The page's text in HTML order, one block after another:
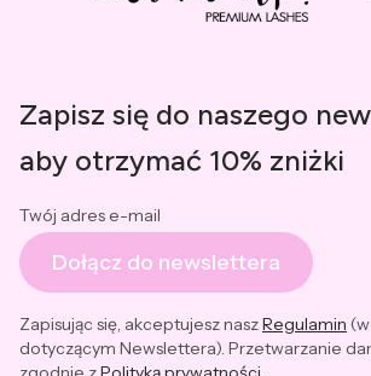
Zapisz się do naszego
aby otrzymać 10% zniżki
Twój adres e-mail
Dołącz do newslettera
Zapisując się, akceptujesz naszRegulamin
dotyczącym Newslettera). Przetwarzanie